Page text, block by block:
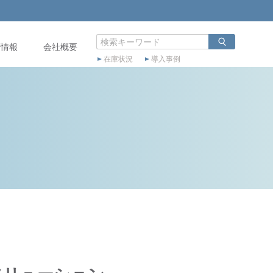
報 会社概要
在庫状況 導入事例